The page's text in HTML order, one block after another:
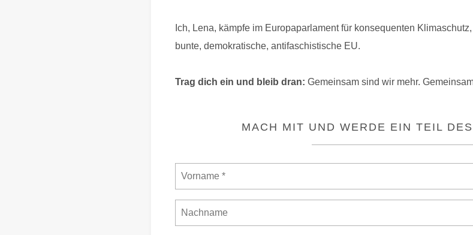
Ich, Lena, kämpfe im Europaparlament für konsequenten
bunte, demokratische, antifaschistische EU.
Trag dich ein und bleib dran: Gemeinsam sind wir mehr.
MACH MIT UND WERDE EIN TEIL